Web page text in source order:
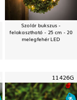
Szolár bukszus -
felakasztható - 25 cm - 20
melegfehér LED
11426G